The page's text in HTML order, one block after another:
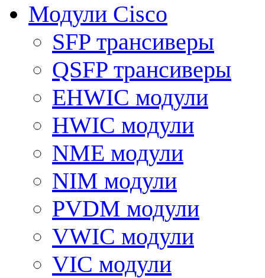
Модули Cisco
SFP трансиверы
QSFP трансиверы
EHWIC модули
HWIC модули
NME модули
NIM модули
PVDM модули
VWIC модули
VIC модули